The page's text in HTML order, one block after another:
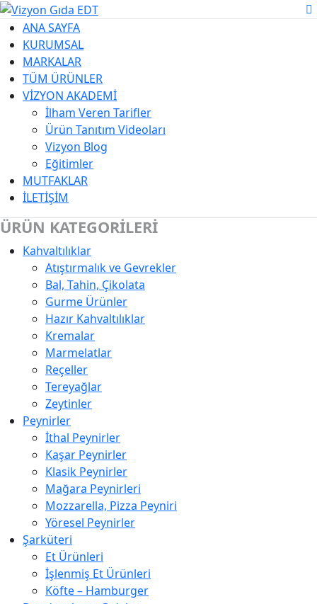
ANA SAYFA
KURUMSAL
MARKALAR
TÜM ÜRÜNLER
VİZYON AKADEMİ
İlham Veren Tarifler
Ürün Tanıtım Videoları
Vizyon Blog
Eğitimler
MUTFAKLAR
İLETİŞİM
ÜRÜN KATEGORİLERİ
Kahvaltılıklar
Atıştırmalık ve Gevrekler
Bal, Tahin, Çikolata
Gurme Ürünler
Hazır Kahvaltılıklar
Kremalar
Marmelatlar
Reçeller
Tereyağlar
Zeytinler
Peynirler
İthal Peynirler
Kaşar Peynirler
Klasik Peynirler
Mağara Peynirleri
Mozzarella, Pizza Peyniri
Yöresel Peynirler
Şarküteri
Et Ürünleri
İşlenmiş Et Ürünleri
Köfte – Hamburger